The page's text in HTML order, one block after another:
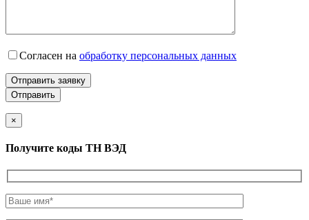
Согласен на обработку персональных данных
Отправить заявку
×
Получите коды ТН ВЭД